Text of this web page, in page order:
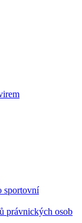
sportovní
právnických osob